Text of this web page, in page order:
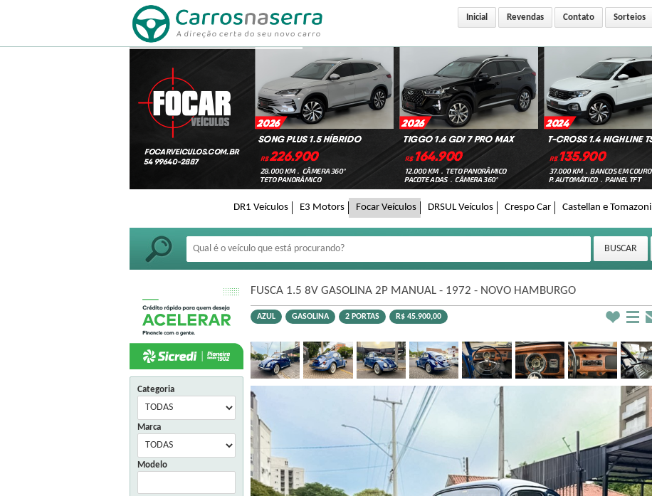
Inicial Revendas Contato Sorteios
DR1 Veículos E3 Motors Focar Veículos DRSUL Veículos Crespo Car Castellan e Tomazoni
Categoria
Marca
Modelo
FUSCA 1.5 8V GASOLINA 2P MANUAL - 1972 - NOVO HAMBURGO
AZUL GASOLINA 2 PORTAS R$ 45.900,00